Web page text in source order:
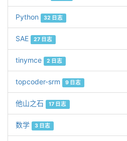
Python 32 日志
SAE 27 日志
tinymce 2 日志
topcoder-srm 9 日志
他山之石 17 日志
数学 3 日志